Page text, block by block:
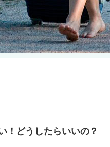
！どうしたらいいの？